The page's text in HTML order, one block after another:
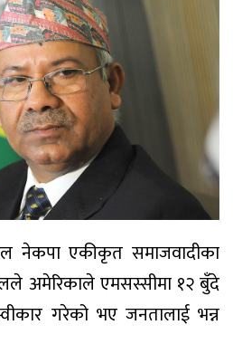
नेकपा एकीकृत समाजवादीका
अमेरिकाले एमसस्सीमा १२ बुँदे
गरेको भए जनतालाई भन्न